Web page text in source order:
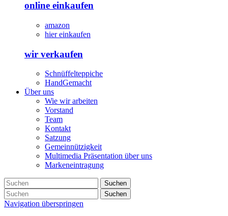
online einkaufen
amazon
hier einkaufen
wir verkaufen
Schnüffelteppiche
HandGemacht
Über uns
Wie wir arbeiten
Vorstand
Team
Kontakt
Satzung
Gemeinnützigkeit
Multimedia Präsentation über uns
Markeneintragung
Suchen
Suchen
Navigation überspringen